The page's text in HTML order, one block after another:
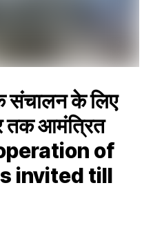
संचालन के लिए
तक आमंत्रित
of
invited till